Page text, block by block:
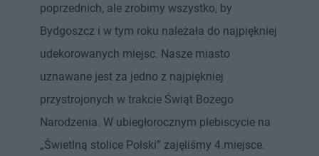
poprzednich, ale zrobimy wszystko, by
Bydgoszcz i w tym roku należała do najpiękniej
udekorowanych miejsc. Nasze miasto
uznawane jest za jedno z najpiękniej
przystrojonych w trakcie Świąt Bożego
Narodzenia. W ubiegłorocznym plebiscycie na
„Świetlną stolice Polski” zajęliśmy 4.miejsce.